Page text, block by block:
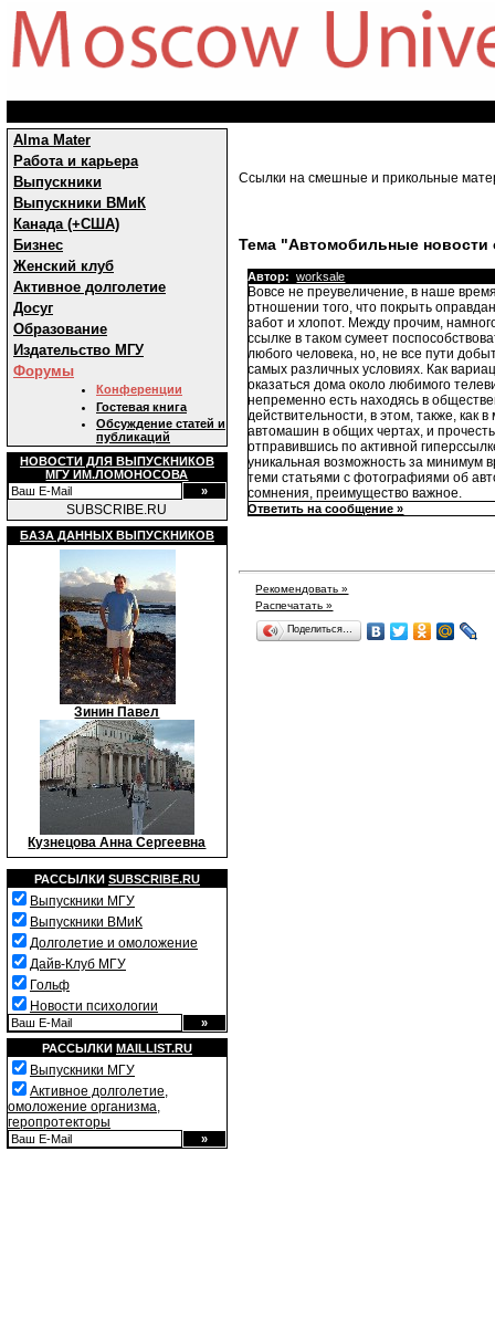
Alma Mater
Работа и карьера
Выпускники
Выпускники ВМиК
Канада (+США)
Бизнес
Женский клуб
Активное долголетие
Досуг
Образование
Издательство МГУ
Форумы
Конференции
Гостевая книга
Обсуждение статей и
публикаций
НОВОСТИ ДЛЯ ВЫПУСКНИКОВ
МГУ ИМ.ЛОМОНОСОВА
SUBSCRIBE.RU
БАЗА ДАННЫХ ВЫПУСКНИКОВ
Зинин Павел
Кузнецова Анна Сергеевна
РАССЫЛКИ SUBSCRIBE.RU
Выпускники МГУ
Выпускники ВМиК
Долголетие и омоложение
Дайв-Клуб МГУ
Гольф
Новости психологии
РАССЫЛКИ MAILLIST.RU
Выпускники МГУ
Активное долголетие,
омоложение организма,
геропротекторы
Ссылки на смешные и прикольные
Тема "Автомобильные новости
Автор: worksale
Вовсе не преувеличение, в наше
отношении того, что покрыть
забот и хлопот. Между прочим,
ссылке в таком сумеет
любого человека, но, не все пути
самых различных условиях. Как
оказаться дома около любимого
непременно есть находясь в
действительности, в этом, также, как
автомашин в общих чертах, и
отправившись по активной
уникальная возможность за минимум
теми статьями с фотографиями об
сомнения, преимущество важное.
Ответить на сообщение »
Рекомендовать »
Распечатать »
Поделиться…